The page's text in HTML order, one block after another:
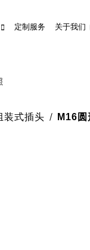
定制服务 关于我们
装式插头 M16